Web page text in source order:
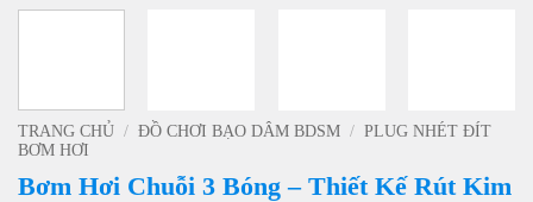
TRANG CHỦ / ĐỒ CHƠI BẠO DÂM BDSM / PLUG NHÉT ĐÍT
BƠM HƠI
Bơm Hơi Chuỗi 3 Bóng – Thiết Kế Rút Kim